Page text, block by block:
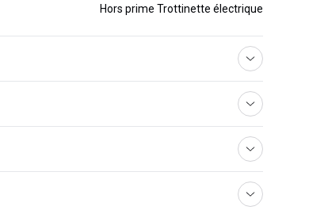
Hors prime Trottinette électrique